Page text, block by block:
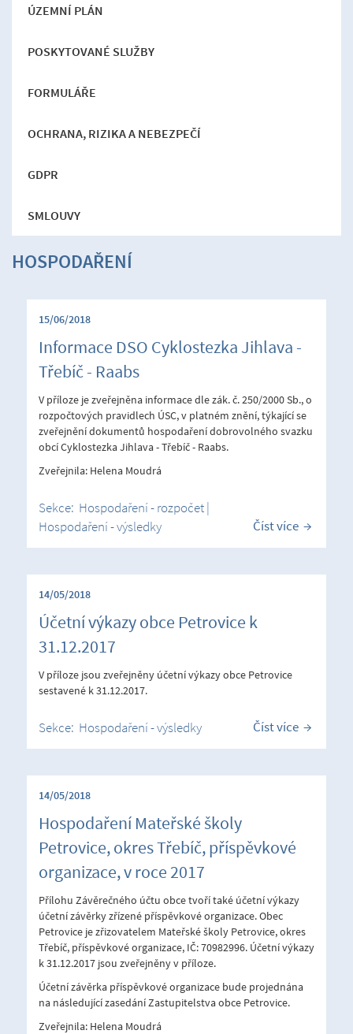
ÚZEMNÍ PLÁN
POSKYTOVANÉ SLUŽBY
FORMULÁŘE
OCHRANA, RIZIKA A NEBEZPEČÍ
GDPR
SMLOUVY
HOSPODAŘENÍ
15/06/2018
Informace DSO Cyklostezka Jihlava -
Třebíč - Raabs
V příloze je zveřejněna informace dle zák. č. 250/2000 Sb., o
rozpočtových pravidlech ÚSC, v platném znění, týkající se
zveřejnění dokumentů hospodaření dobrovolného svazku
obcí Cyklostezka Jihlava - Třebíč - Raabs.
Zveřejnila: Helena Moudrá
Sekce: Hospodaření - rozpočet|
Hospodaření - výsledky
Číst více
14/05/2018
Účetní výkazy obce Petrovice k
31.12.2017
V příloze jsou zveřejněny účetní výkazy obce Petrovice
sestavené k 31.12.2017.
Sekce: Hospodaření - výsledky Číst více
14/05/2018
Hospodaření Mateřské školy
Petrovice, okres Třebíč, příspěvkové
organizace, v roce 2017
Přílohu Závěrečného účtu obce tvoří také účetní výkazy
účetní závěrky zřízené příspěvkové organizace. Obec
Petrovice je zřizovatelem Mateřské školy Petrovice, okres
Třebíč, příspěvkové organizace, IČ: 70982996. Účetní výkazy
k 31.12.2017 jsou zveřejněny v příloze.
Účetní závěrka příspěvkové organizace bude projednána
na následující zasedání Zastupitelstva obce Petrovice.
Zveřejnila: Helena Moudrá